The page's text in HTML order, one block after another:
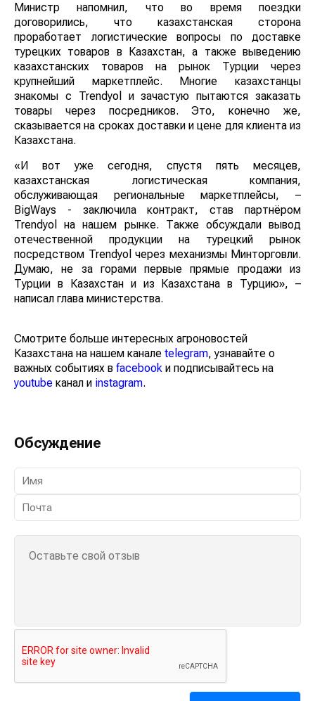
Министр напомнил, что во время поездки
договорились, что казахстанская сторона
проработает логистические вопросы по доставке
турецких товаров в Казахстан, а также выведению
казахстанских товаров на рынок Турции через
крупнейший маркетплейс. Многие казахстанцы
знакомы с Trendyol и зачастую пытаются заказать
товары через посредников. Это, конечно же,
сказывается на сроках доставки и цене для клиента из
Казахстана.
«И вот уже сегодня, спустя пять месяцев,
казахстанская логистическая компания,
обслуживающая региональные маркетплейсы, –
BigWays - заключила контракт, став партнёром
Trendyol на нашем рынке. Также обсуждали вывод
отечественной продукции на турецкий рынок
посредством Trendyol через механизмы Минторговли.
Думаю, не за горами первые прямые продажи из
Турции в Казахстан и из Казахстана в Турцию», –
написал глава министерства.
Смотрите больше интересных агроновостей
Казахстана на нашем канале telegram, узнавайте о
важных событиях в facebook и подписывайтесь на
youtube канал и instagram.
Обсуждение